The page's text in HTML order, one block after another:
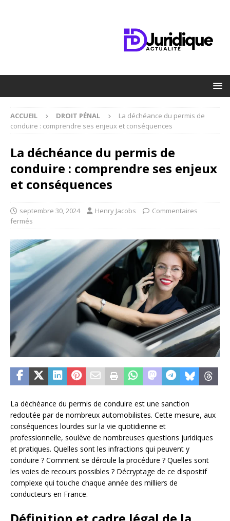
ACCUEIL DROIT PÉNAL
La déchéance du permis de
conduire : comprendre ses enjeux et conséquences
La déchéance du permis de
conduire : comprendre ses enjeux
et conséquences
septembre 30, 2024 Henry Jacobs
Commentaires
fermés
La déchéance du permis de conduire est une sanction
redoutée par de nombreux automobilistes. Cette mesure, aux
conséquences lourdes sur la vie quotidienne et
professionnelle, soulève de nombreuses questions juridiques
et pratiques. Quelles sont les infractions qui peuvent y
conduire ? Comment se déroule la procédure ? Quelles sont
les voies de recours possibles ? Décryptage de ce dispositif
complexe qui touche chaque année des milliers de
conducteurs en France.